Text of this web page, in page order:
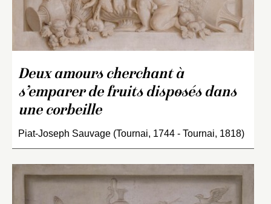
Deux amours cherchant à
s’emparer de fruits disposés dans
une corbeille
Piat-Joseph Sauvage (Tournai, 1744 - Tournai, 1818)